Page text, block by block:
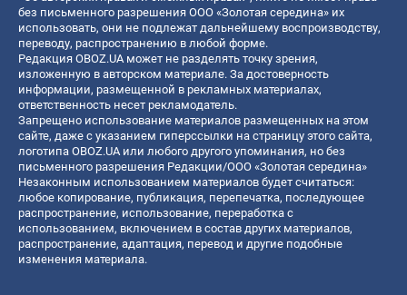
без письменного разрешения ООО «Золотая середина» их
использовать, они не подлежат дальнейшему воспроизводству,
переводу, распространению в любой форме.
Редакция OBOZ.UA может не разделять точку зрения,
изложенную в авторском материале. За достоверность
информации, размещенной в рекламных материалах,
ответственность несет рекламодатель.
Запрещено использование материалов размещенных на этом
сайте, даже с указанием гиперссылки на страницу этого сайта,
логотипа OBOZ.UA или любого другого упоминания, но без
письменного разрешения Редакции/ООО «Золотая середина»
Незаконным использованием материалов будет считаться:
любое копирование, публикация, перепечатка, последующее
распространение, использование, переработка с
использованием, включением в состав других материалов,
распространение, адаптация, перевод и другие подобные
изменения материала.